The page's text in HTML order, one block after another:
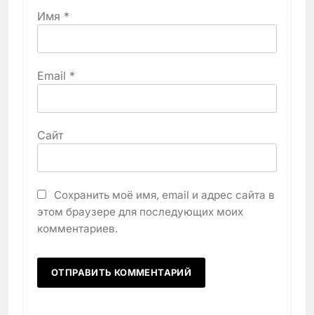
Имя *
Email *
Сайт
Сохранить моё имя, email и адрес сайта в
этом браузере для последующих моих
комментариев.